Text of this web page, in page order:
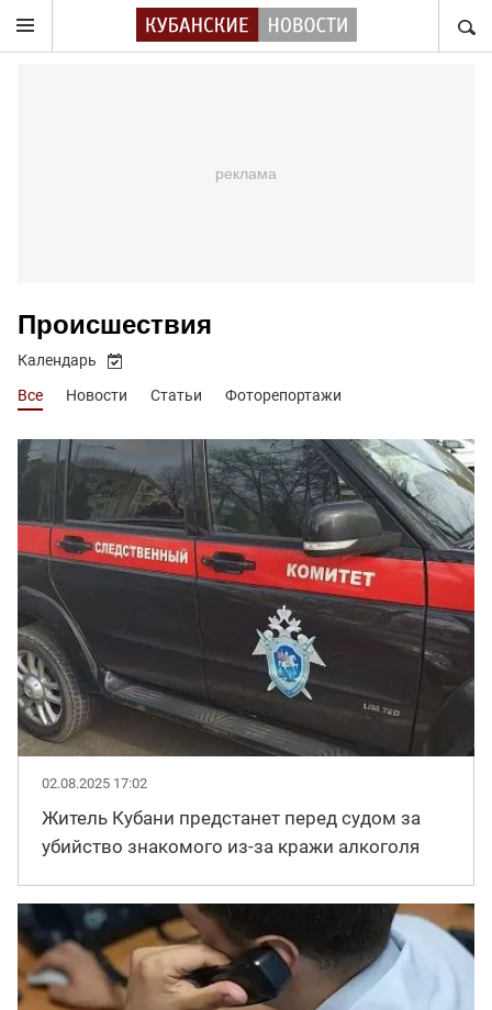
Происшествия
Все Новости Статьи Фоторепортажи
Календарь
02.08.2025 17:02
Житель Кубани предстанет перед судом за
убийство знакомого из-за кражи алкоголя